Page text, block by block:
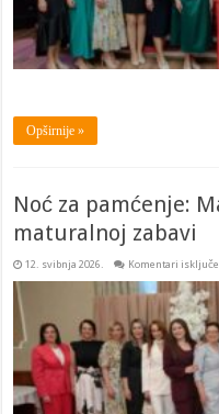
Opširnije »
Noć za pamćenje:
maturalnoj zabavi
12. svibnja 2026. Komentari